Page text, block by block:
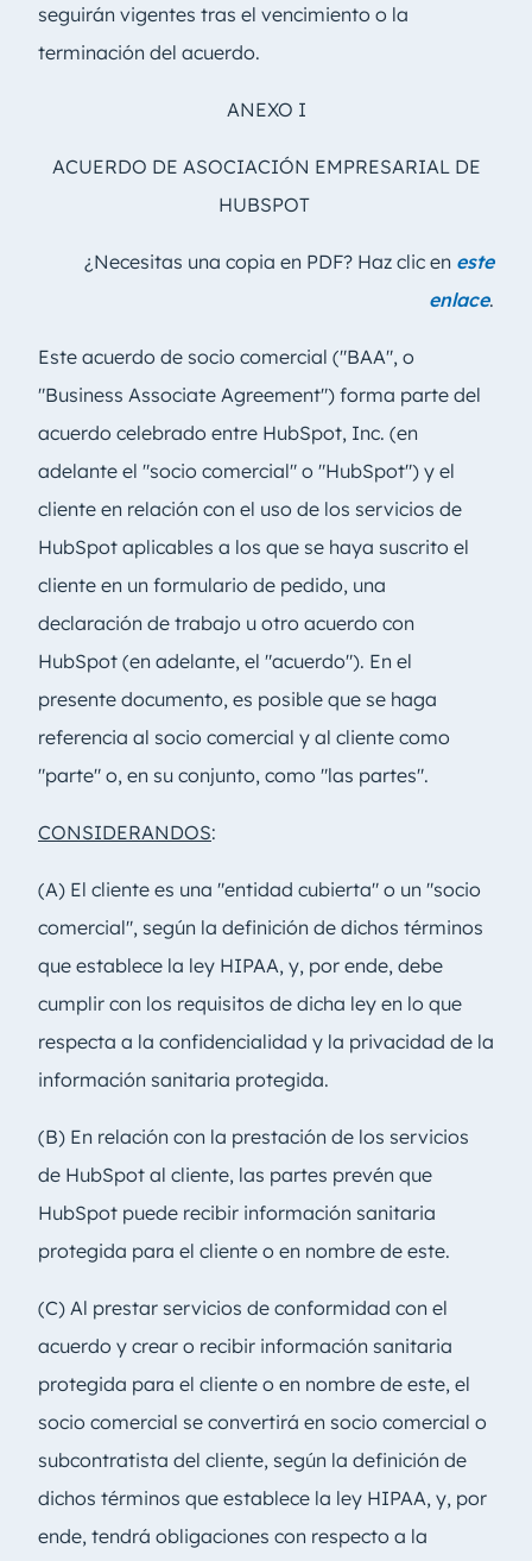
seguirán vigentes tras el vencimiento o la
terminación del acuerdo.
ANEXO I
ACUERDO DE ASOCIACIÓN EMPRESARIAL DE
HUBSPOT
¿Necesitas una copia en PDF? Haz clic en este
enlace.
Este acuerdo de socio comercial ("BAA", o
"Business Associate Agreement") forma parte del
acuerdo celebrado entre HubSpot, Inc. (en
adelante el "socio comercial" o "HubSpot") y el
cliente en relación con el uso de los servicios de
HubSpot aplicables a los que se haya suscrito el
cliente en un formulario de pedido, una
declaración de trabajo u otro acuerdo con
HubSpot (en adelante, el "acuerdo"). En el
presente documento, es posible que se haga
referencia al socio comercial y al cliente como
"parte" o, en su conjunto, como "las partes".
CONSIDERANDOS:
(A) El cliente es una "entidad cubierta" o un "socio
comercial", según la definición de dichos términos
que establece la ley HIPAA, y, por ende, debe
cumplir con los requisitos de dicha ley en lo que
respecta a la confidencialidad y la privacidad de la
información sanitaria protegida.
(B) En relación con la prestación de los servicios
de HubSpot al cliente, las partes prevén que
HubSpot puede recibir información sanitaria
protegida para el cliente o en nombre de este.
(C) Al prestar servicios de conformidad con el
acuerdo y crear o recibir información sanitaria
protegida para el cliente o en nombre de este, el
socio comercial se convertirá en socio comercial o
subcontratista del cliente, según la definición de
dichos términos que establece la ley HIPAA, y, por
ende, tendrá obligaciones con respecto a la